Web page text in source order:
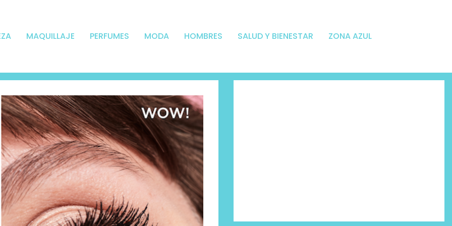
MAQUILLAJE PERFUMES MODA HOMBRES SALUD Y BIENESTAR ZONA AZUL